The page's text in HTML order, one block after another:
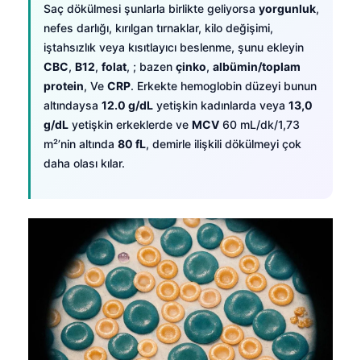
Saç dökülmesi şunlarla birlikte geliyorsa yorgunluk,
nefes darlığı, kırılgan tırnaklar, kilo değişimi,
iştahsızlık veya kısıtlayıcı beslenme, şunu ekleyin
CBC, B12, folat, ; bazen çinko, albümin/toplam
protein, Ve CRP. Erkekte hemoglobin düzeyi bunun
altındaysa 12.0 g/dL yetişkin kadınlarda veya 13,0
g/dL yetişkin erkeklerde ve MCV 60 mL/dk/1,73
m²’nin altında 80 fL, demirle ilişkili dökülmeyi çok
daha olası kılar.
മലയാളം
Bahasa Melayu
Tiếng Việt
Tagalog
Kiswahili
አማርኛ
Українська
O‘zbekcha
Català
Қазақ тілі